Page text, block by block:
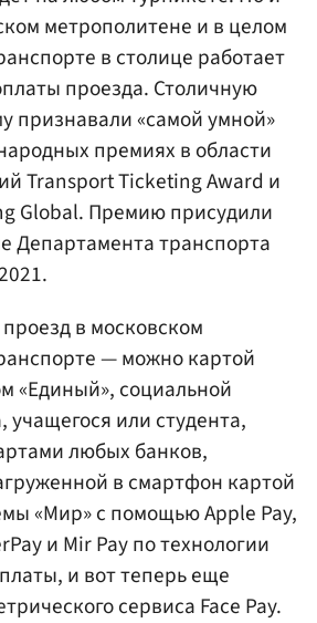
метрополитене и в целом
в столице работает
проезда. Столичную
признавали «самой умной»
премиях в области
Transport Ticketing Award и
Global. Премию присудили
Департамента транспорта
в московском
— можно картой
«Единый», социальной
учащегося или студента,
любых банков,
в смартфон картой
«Мир»‎ с помощью Apple Pay,
и Mir Pay по технологии
и вот теперь еще
сервиса Face Pay.